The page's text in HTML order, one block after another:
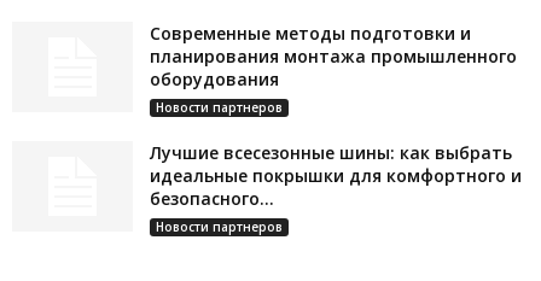
Современные методы подготовки и
планирования монтажа промышленного
оборудования
Новости партнеров
Лучшие всесезонные шины: как выбрать
идеальные покрышки для комфортного и
безопасного...
Новости партнеров